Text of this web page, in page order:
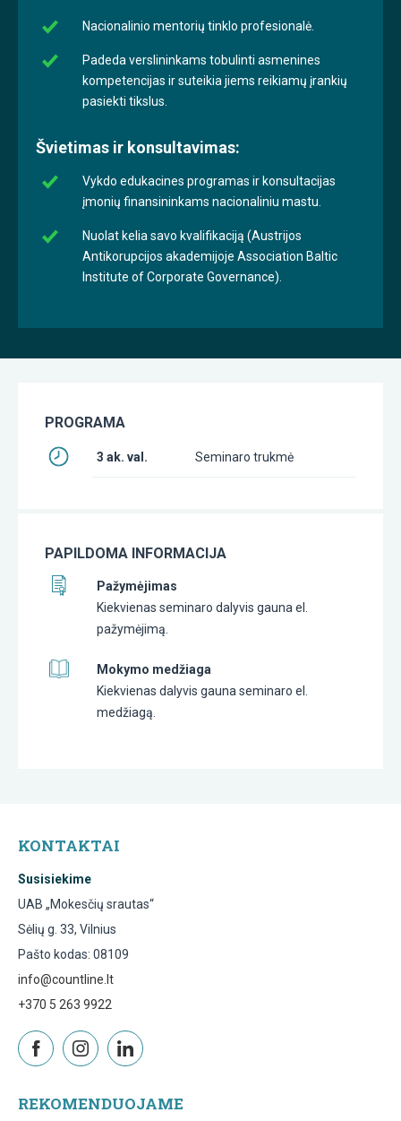
Nacionalinio mentorių tinklo profesionalė.
Padeda verslininkams tobulinti asmenines
kompetencijas ir suteikia jiems reikiamų įrankių
pasiekti tikslus.
Švietimas ir konsultavimas:
Vykdo edukacines programas ir konsultacijas
įmonių finansininkams nacionaliniu mastu.
Nuolat kelia savo kvalifikaciją (Austrijos
Antikorupcijos akademijoje Association Baltic
Institute of Corporate Governance).
PROGRAMA
3 ak. val. Seminaro trukmė
PAPILDOMA INFORMACIJA
Pažymėjimas
Kiekvienas seminaro dalyvis gauna el.
pažymėjimą.
Mokymo medžiaga
Kiekvienas dalyvis gauna seminaro el.
medžiagą.
KONTAKTAI
Susisiekime
UAB „Mokesčių srautas“
Sėlių g. 33, Vilnius
Pašto kodas: 08109
info@countline.lt
+370 5 263 9922
REKOMENDUOJAME